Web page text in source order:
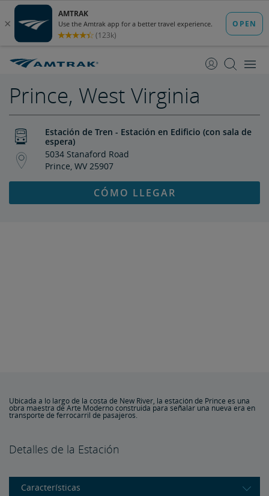
Contenido
Navegación
Prince, West Virginia
Estación de Tren - Estación en Edificio (con sala de
espera)
5034 Stanaford Road
Prince, WV 25907
CÓMO LLEGAR
Ubicada a lo largo de la costa de New River, la estación de Prince es una
obra maestra de Arte Moderno construida para señalar una nueva era en
transporte de ferrocarril de pasajeros.
Detalles de la Estación
Características